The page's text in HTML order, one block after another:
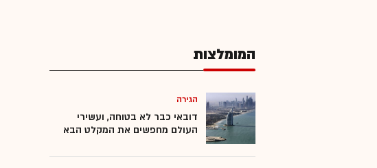
המומלצות
הגירה
דובאי כבר לא בטוחה, ועשירי
העולם מחפשים את המקלט הבא